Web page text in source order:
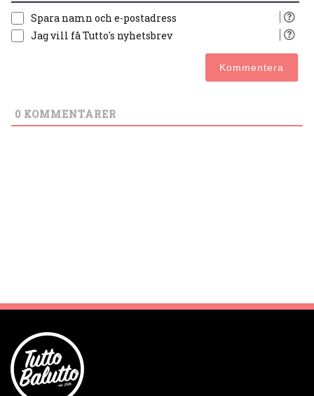
Spara namn och e-postadress
Jag vill få Tutto's nyhetsbrev
0 KOMMENTARER